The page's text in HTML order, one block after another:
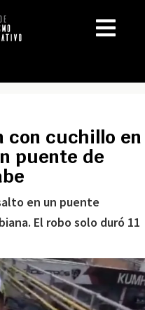
con cuchillo en
puente de
en un puente
El robo solo duró 11